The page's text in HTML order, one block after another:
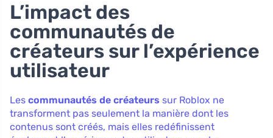
L’impact des
communautés de
créateurs sur l’expérience
utilisateur
Les communautés de créateurs sur Roblox ne
transforment pas seulement la manière dont les
contenus sont créés, mais elles redéfinissent